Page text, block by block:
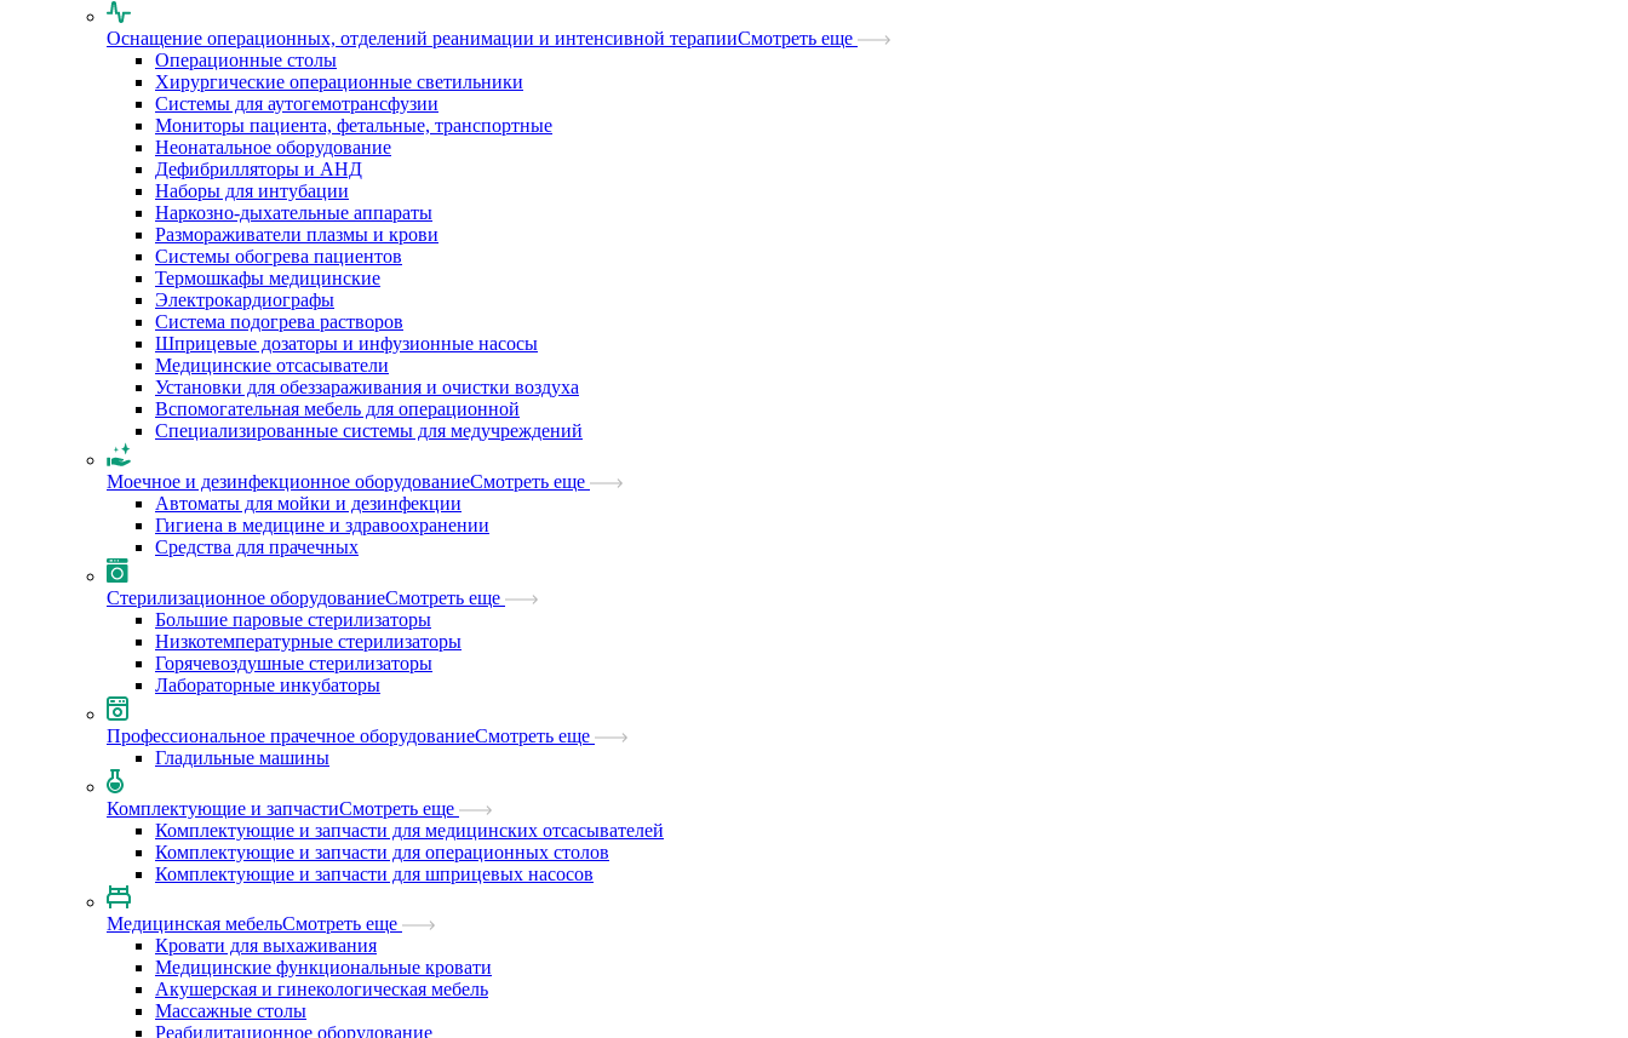
Оснащение операционных, отделений реанимации и интенсивной терапииСмотреть еще
Операционные столы
Хирургические операционные светильники
Системы для аутогемотрансфузии
Мониторы пациента, фетальные, транспортные
Неонатальное оборудование
Дефибрилляторы и АНД
Наборы для интубации
Наркозно-дыхательные аппараты
Размораживатели плазмы и крови
Системы обогрева пациентов
Термошкафы медицинские
Электрокардиографы
Cистема подогрева растворов
Шприцевые дозаторы и инфузионные насосы
Медицинские отсасыватели
Установки для обеззараживания и очистки воздуха
Вспомогательная мебель для операционной
Специализированные системы для медучреждений
Моечное и дезинфекционное оборудованиеСмотреть еще
Автоматы для мойки и дезинфекции
Гигиена в медицине и здравоохранении
Средства для прачечных
Стерилизационное оборудованиеСмотреть еще
Большие паровые стерилизаторы
Низкотемпературные стерилизаторы
Горячевоздушные стерилизаторы
Лабораторные инкубаторы
Профессиональное прачечное оборудованиеСмотреть еще
Гладильные машины
Комплектующие и запчастиСмотреть еще
Комплектующие и запчасти для медицинских отсасывателей
Комплектующие и запчасти для операционных столов
Комплектующие и запчасти для шприцевых насосов
Медицинская мебельСмотреть еще
Кровати для выхаживания
Медицинские функциональные кровати
Акушерская и гинекологическая мебель
Массажные столы
Реабилитационное оборудование